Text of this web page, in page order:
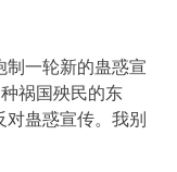
制一轮新的蛊惑宣
祸国殃民的东
对蛊惑宣传。我别